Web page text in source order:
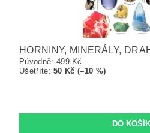
HORNINY, MINERÁLY,
Původně: 499 Kč
Ušetříte:50 Kč (–10 %)